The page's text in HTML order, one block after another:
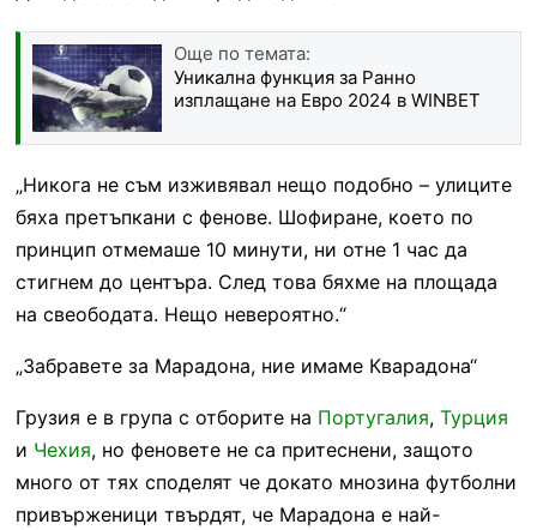
Още по темата:
Уникална функция за Ранно
изплащане на Евро 2024 в WINBET
„Никога не съм изживявал нещо подобно – улиците
бяха претъпкани с фенове. Шофиране, което по
принцип отмемаше 10 минути, ни отне 1 час да
стигнем до центъра. След това бяхме на площада
на свеободата. Нещо невероятно.“
„Забравете за Марадона, ние имаме Кварадона“
Грузия е в група с отборите на Португалия, Турция
и Чехия, но феновете не са притеснени, защото
много от тях споделят че докато мнозина футболни
привърженици твърдят, че Марадона е най-